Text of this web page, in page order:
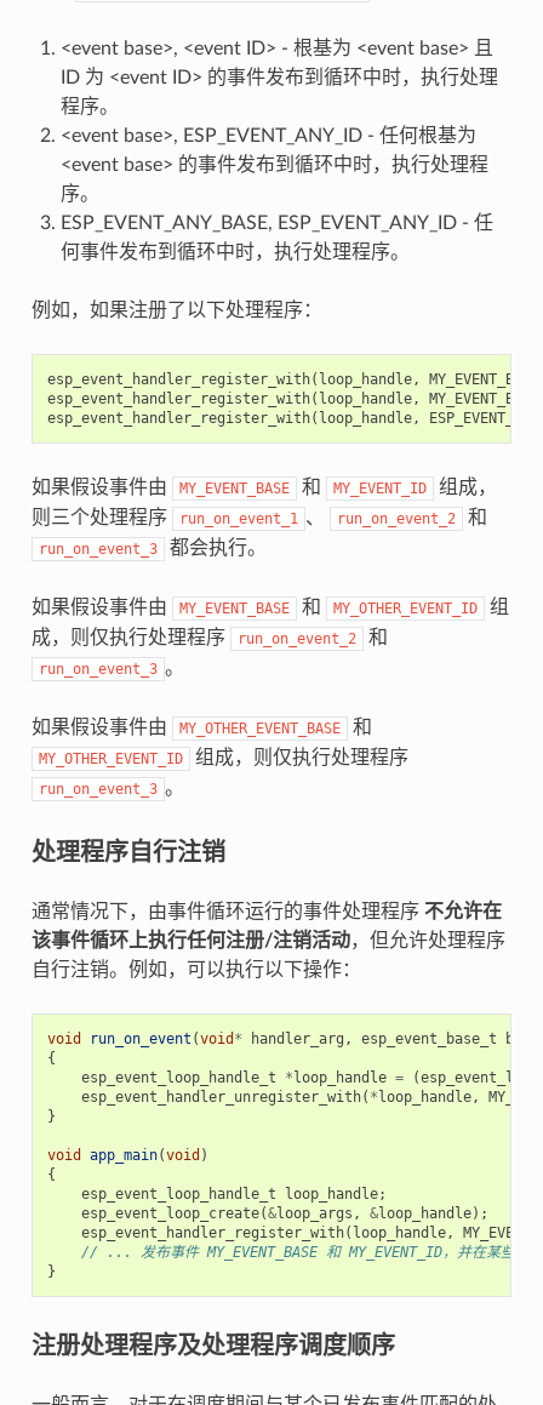
<event base>, <event ID> - 根基为 <event base> 且
ID 为 <event ID> 的事件发布到循环中时，执行处理
程序。
<event base>, ESP_EVENT_ANY_ID - 任何根基为
<event base> 的事件发布到循环中时，执行处理程
序。
ESP_EVENT_ANY_BASE, ESP_EVENT_ANY_ID - 任
何事件发布到循环中时，执行处理程序。
例如，如果注册了以下处理程序：
esp_event_handler_register_with( loop_handle, MY_EVENT_BASE
esp_event_handler_register_with( loop_handle, MY_EVENT_BASE
esp_event_handler_register_with( loop_handle,
如果假设事件由 MY_EVENT_BASE 和 MY_EVENT_ID
组成，
则三个处理程序
run_on_event_1 、 run_on_event_2 和
run_on_event_3 都会执行。
如果假设事件由 MY_EVENT_BASE 和 MY_OTHER_EVENT_ID
组
成，则仅执行处理程序
run_on_event_2 和
run_on_event_3 。
如果假设事件由 MY_OTHER_EVENT_BASE 和
MY_OTHER_EVENT_ID 组成，则仅执行处理程序
run_on_event_3 。
处理程序自行注销
通常情况下，由事件循环运行的事件处理程序 不允许在
该事件循环上执行任何注册/注销活动，但允许处理程序
自行注销。例如，可以执行以下操作：
void run_on_event (void * handler_arg , esp_event_base_t base
{
esp_event_loop_handle_t
*loop_handle = (
esp_event_handler_unregister_with( *loop_handle,
}
void app_main(void )
{
esp_event_loop_handle_t
loop_handle;
esp_event_loop_create(&loop_args , &loop_handle);
esp_event_handler_register_with( loop_handle,
// ... 发布事件 MY_EVENT_BASE 和 MY_EVENT_ID，并在某些时
}
注册处理程序及处理程序调度顺序